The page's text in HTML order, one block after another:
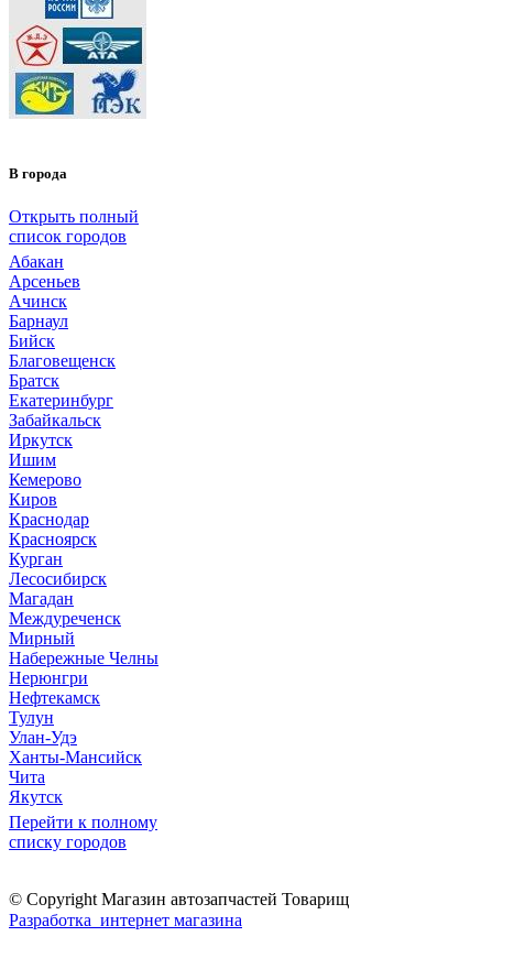
В города
Открыть полный
список городов
Абакан
Арсеньев
Ачинск
Барнаул
Бийск
Благовещенск
Братск
Екатеринбург
Забайкальск
Иркутск
Ишим
Кемерово
Киров
Краснодар
Красноярск
Курган
Лесосибирск
Магадан
Междуреченск
Мирный
Набережные Челны
Нерюнгри
Нефтекамск
Тулун
Улан-Удэ
Ханты-Мансийск
Чита
Якутск
Перейти к полному
списку городов
© Copyright Магазин автозапчастей Товарищ
Разработка интернет магазина